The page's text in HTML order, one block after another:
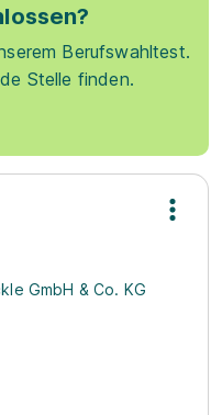
Berufswahltest.
Stelle finden.
GmbH & Co. KG